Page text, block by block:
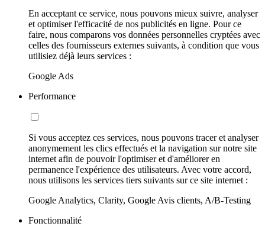
En acceptant ce service, nous pouvons mieux suivre, analyser
et optimiser l'efficacité de nos publicités en ligne. Pour ce
faire, nous comparons vos données personnelles cryptées avec
celles des fournisseurs externes suivants, à condition que vous
utilisiez déjà leurs services :
Google Ads
Performance
Si vous acceptez ces services, nous pouvons tracer et analyser
anonymement les clics effectués et la navigation sur notre site
internet afin de pouvoir l'optimiser et d'améliorer en
permanence l'expérience des utilisateurs. Avec votre accord,
nous utilisons les services tiers suivants sur ce site internet :
Google Analytics, Clarity, Google Avis clients, A/B-Testing
Fonctionnalité